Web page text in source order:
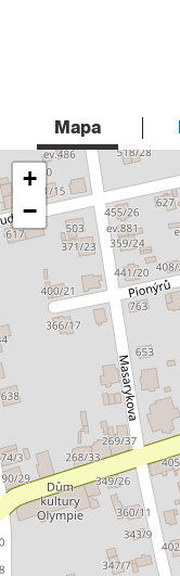
Mapa
+
−